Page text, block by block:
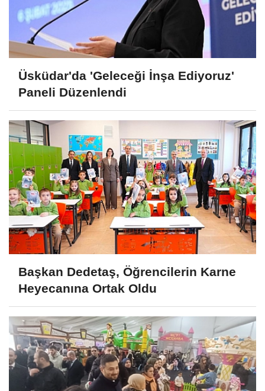
Üsküdar'da 'Geleceği İnşa Ediyoruz'
Paneli Düzenlendi
Başkan Dedetaş, Öğrencilerin Karne
Heyecanına Ortak Oldu